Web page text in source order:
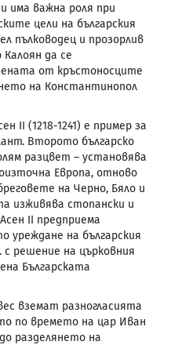
има важна роля при
цели на българския
пълководец и прозорлив
да се
от кръстоносците
на Константинопол
II (1218-1241) е пример за
Второто българско
разцвет – установява
Европа, отново
на Черно, Бяло и
изживява стопански и
II предприема
уреждане на българския
с решение на църковния
Българската
вземат разногласията
по времето на цар Иван
разделянето на